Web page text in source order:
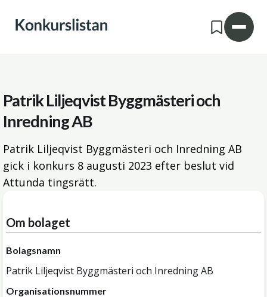
Patrik Liljeqvist Byggmästeri och
Inredning AB
Patrik Liljeqvist Byggmästeri och Inredning AB
gick i konkurs 8 augusti 2023 efter beslut vid
Attunda tingsrätt.
Om bolaget
Bolagsnamn
Patrik Liljeqvist Byggmästeri och Inredning AB
Organisationsnummer